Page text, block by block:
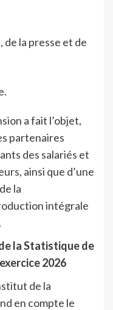
de la presse et de
a fait l’objet,
partenaires
des salariés et
ainsi que d’une
la
intégrale
la Statistique de
2026
de la
en compte le